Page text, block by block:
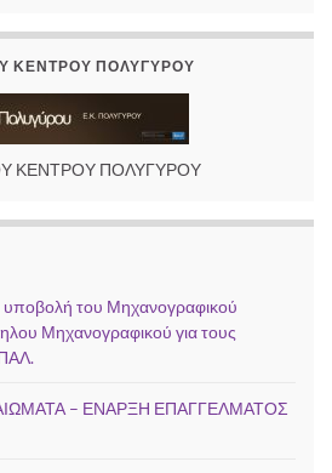
ΚΕΝΤΡΟΥ ΠΟΛΥΓΥΡΟΥ
ΚΕΝΤΡΟΥ ΠΟΛΥΓΥΡΟΥ
υποβολή του Μηχανογραφικού
Μηχανογραφικού για τους
– ΕΝΑΡΞΗ ΕΠΑΓΓΕΛΜΑΤΟΣ